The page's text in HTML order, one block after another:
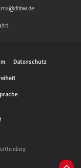
@dhbw.de
Datenschutz